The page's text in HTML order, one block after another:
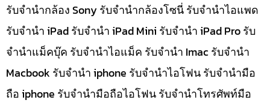
รับจำนำกล้อง Sony รับจำนำกล้องโซนี่ รับจำนำไอแพด
รับจำนำ iPad รับจำนำ iPad Mini รับจำนำ iPad Pro รับ
จำนำแม็คบุ๊ค รับจำนำไอแม็ค รับจำนำ Imac รับจำนำ
Macbook รับจำนำ iphone รับจำนำไอโฟน รับจำนำมือ
ถือ iphone รับจำนำมือถือไอโฟน รับจำนำโทรศัพท์มือ